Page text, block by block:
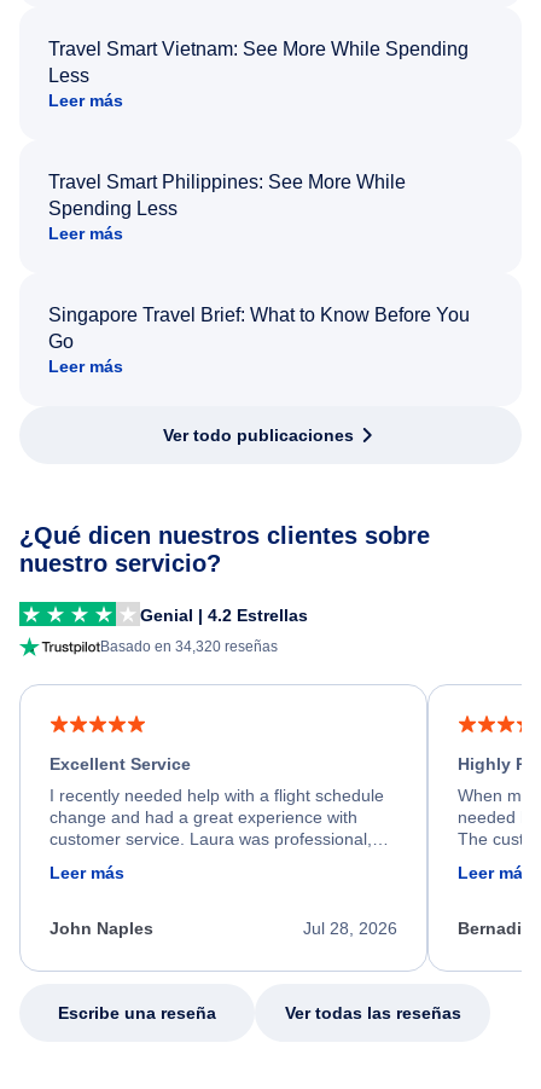
Travel Smart Vietnam: See More While Spending
Less
Leer más
Travel Smart Philippines: See More While
Spending Less
Leer más
Singapore Travel Brief: What to Know Before You
Go
Leer más
Ver todo publicaciones
¿Qué dicen nuestros clientes sobre
nuestro servicio?
Genial | 4.2 Estrellas
Basado en 34,320 reseñas
Excellent Service
I recently needed help with a flight schedule
change and had a great experience with
customer service. Laura was professional,
friendly, and very helpful throughout the
process. She quickly found a solution and
appreciate her excellent service.
Leer más
Jul 28, 2026
John Naples
Highly
When my
needed
The
calm,
my issue.
Leer más
Escribe una reseña Ver todas las reseñas